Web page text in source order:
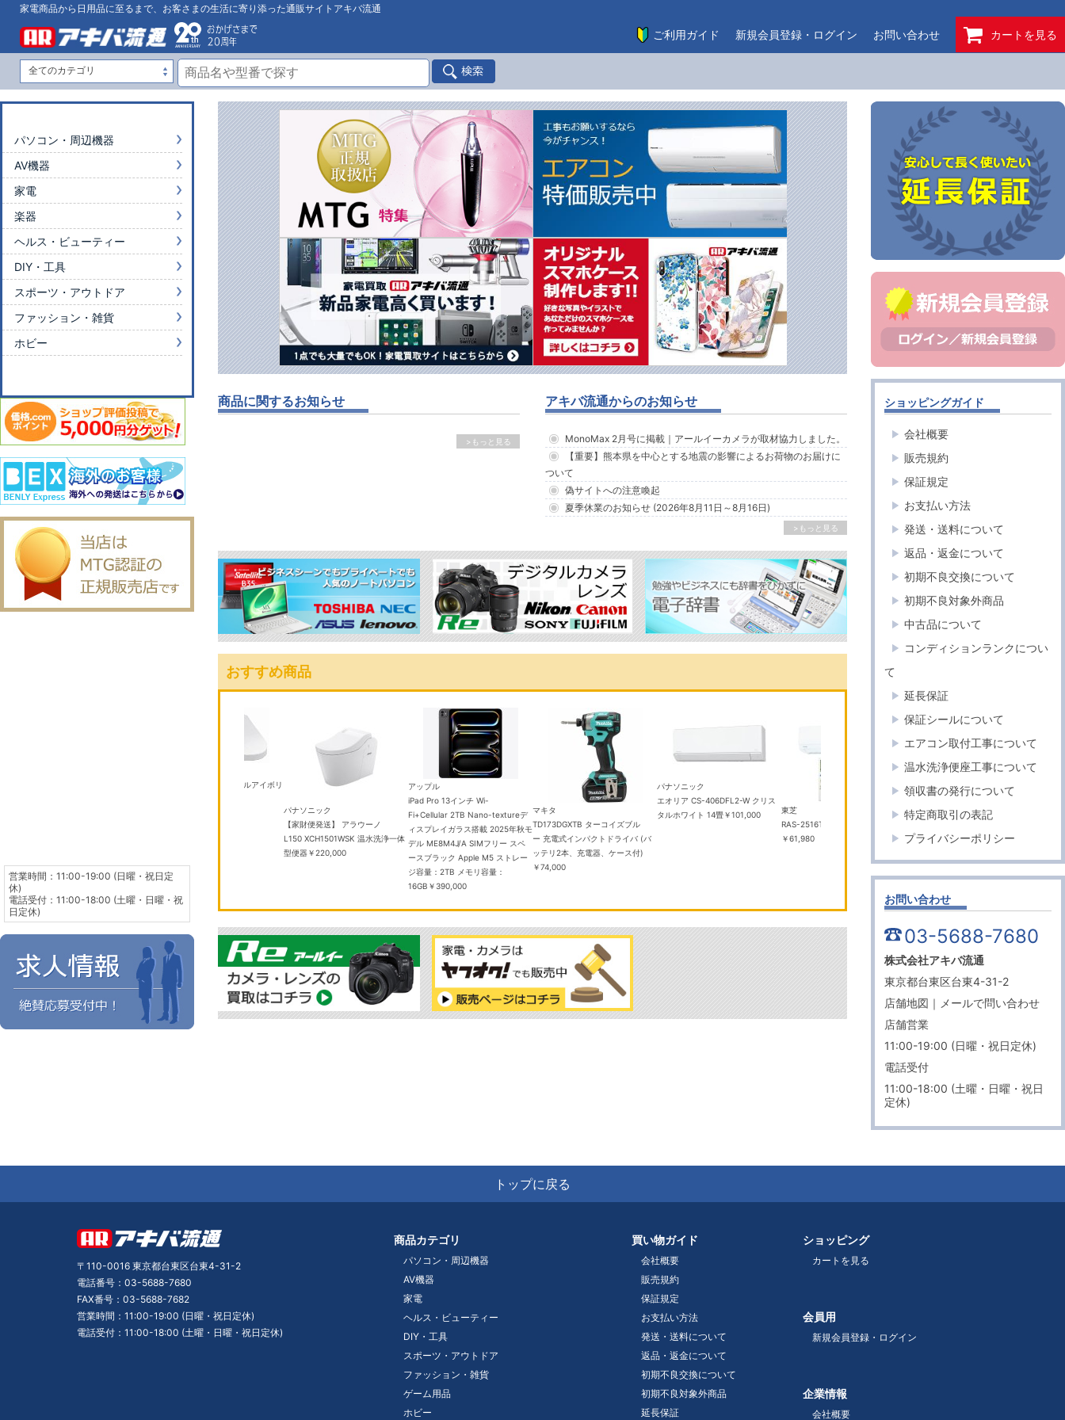
家電商品から日用品に至るまで、お客さまの生活に寄り添った通販サイトアキバ流通
ご利用ガイド 新規会員登録・ログイン お問い合わせ カートを見る
商品に関するお知らせ
>もっと見る
アキバ流通からのお知らせ
MonoMax 2月号に掲載｜アールイーカメラが取材協力しました。
【重要】熊本県を中心とする地震の影響によるお荷物のお届けに
ついて
偽サイトへの注意喚起
夏季休業のお知らせ (2026年8月11日～8月16日)
>もっと見る
おすすめ商品
P TCF587 #SC1 パステルアイボリ
パナソニック
【家財便発送】 アラウーノ
L150 XCH1501WSK 温水洗浄一体
型便器￥220,000
アップル
iPad Pro 13インチ Wi-
Fi+Cellular 2TB Nano-textureデ
ィスプレイガラス搭載 2025年秋モ
デル ME8M4J/A SIMフリー スペ
ースブラック Apple M5 ストレー
ジ容量：2TB メモリ容量：
16GB ￥390,000
マキタ
TD173DGXTB ターコイズブル
ー 充電式インパクトドライバ (バ
ッテリ2本、充電器、ケース付)
￥74,000
パナソニック
エオリア CS-406DFL2-W クリス
タルホワイト 14畳￥101,000
東芝
RAS-2516T(W) 8畳 エアコン
￥61,980
パイオニア
ク 13.3V 型フルHD フリップダウ
パソコン・周辺機器
AV機器
家電
楽器
ヘルス・ビューティー
DIY・工具
スポーツ・アウトドア
ファッション・雑貨
ホビー
営業時間：11:00-19:00 (日曜・祝日定
休)
電話受付：11:00-18:00 (土曜・日曜・祝
日定休)
ショッピングガイド
会社概要
販売規約
保証規定
お支払い方法
発送・送料について
返品・返金について
初期不良交換について
初期不良対象外商品
中古品について
コンディションランクについ
て
延長保証
保証シールについて
エアコン取付工事について
温水洗浄便座工事について
領収書の発行について
特定商取引の表記
プライバシーポリシー
お問い合わせ
03-5688-7680
株式会社アキバ流通
東京都台東区台東4-31-2
店舗地図 ｜ メールで問い合わせ
店舗営業
11:00-19:00 (日曜・祝日定休)
電話受付
11:00-18:00 (土曜・日曜・祝日
定休)
トップに戻る
〒110-0016 東京都台東区台東4-31-2
電話番号：03-5688-7680
FAX番号：03-5688-7682
営業時間：11:00-19:00 (日曜・祝日定休)
電話受付：11:00-18:00 (土曜・日曜・祝日定休)
商品カテゴリ
パソコン・周辺機器
AV機器
家電
ヘルス・ビューティー
DIY・工具
スポーツ・アウトドア
ファッション・雑貨
ゲーム用品
ホビー
買い物ガイド
会社概要
販売規約
保証規定
お支払い方法
発送・送料について
返品・返金について
初期不良交換について
初期不良対象外商品
延長保証
ショッピング
カートを見る
会員用
新規会員登録・ログイン
企業情報
会社概要